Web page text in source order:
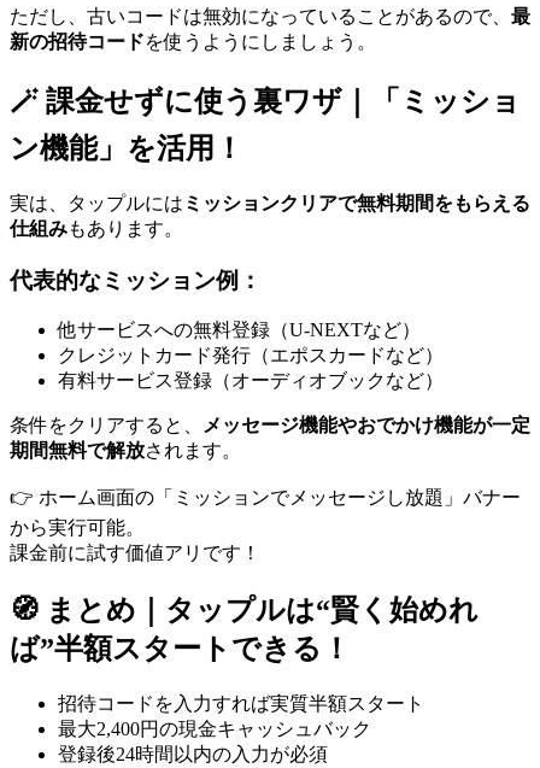
ただし、古いコードは無効になっていることがあるので、 最
新の招待コードを使うようにしましょう。
🪄 課金せずに使う裏ワザ｜「ミッショ
ン機能」を活用！
実は、タップルには ミッションクリアで無料期間をもらえる
仕組みもあります。
代表的なミッション例：
他サービスへの無料登録（U-NEXTなど）
クレジットカード発行（エポスカードなど）
有料サービス登録（オーディオブックなど）
条件をクリアすると、
メッセージ機能やおでかけ機能が一定
期間無料で解放されます。
👉 ホーム画面の「ミッションでメッセージし放題」バナー
から実行可能。
課金前に試す価値アリです！
🧭 まとめ｜タップルは“賢く始めれ
ば”半額スタートできる！
招待コードを入力すれば実質半額スタート
最大2,400円の現金キャッシュバック
登録後24時間以内の入力が必須